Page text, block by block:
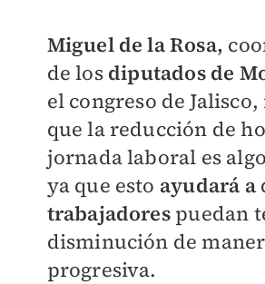
Miguel de la Rosa,
de los diputados de
el congreso de
que la reducción de
jornada laboral es
ya que esto ayudará a
trabajadorespuedan
disminución de
progresiva.